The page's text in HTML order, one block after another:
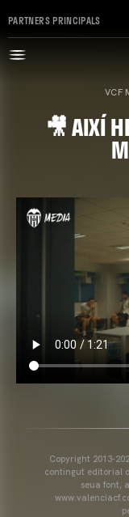
PARTNERS PRINCIPALS
VCF
🎥 AIXÍ
Copyright 2013-
contingut editorial
seua font,